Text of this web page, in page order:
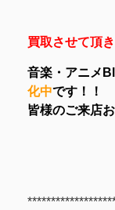
買取させて頂
音楽・アニメ
化中です！！
皆様のご来店